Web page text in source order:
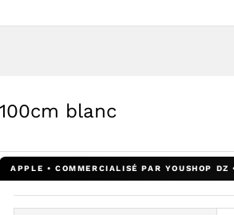
blanc
c 20w pd charge 100cm blanc —
type-c 20w pd charge 100cm blanc —
iphone type-c 20w pd charge 100cm
iphone type-c 20w pd charge 100cm
cable iphone type-c 20w pd charge
cable iphone type-c 20w pd
: Baseus cable iphone type-c 20w pd
: Baseus cable iphone type-c 20w
l’image : Baseus cable iphone type-c